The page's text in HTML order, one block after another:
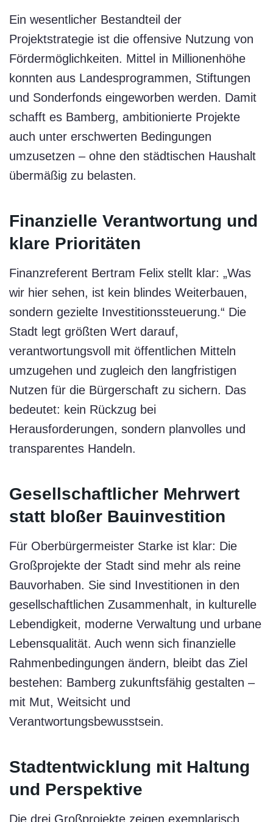
Ein wesentlicher Bestandteil der
Projektstrategie ist die offensive Nutzung von
Fördermöglichkeiten. Mittel in Millionenhöhe
konnten aus Landesprogrammen, Stiftungen
und Sonderfonds eingeworben werden. Damit
schafft es Bamberg, ambitionierte Projekte
auch unter erschwerten Bedingungen
umzusetzen – ohne den städtischen Haushalt
übermäßig zu belasten.
Finanzielle Verantwortung und
klare Prioritäten
Finanzreferent Bertram Felix stellt klar: „Was
wir hier sehen, ist kein blindes Weiterbauen,
sondern gezielte Investitionssteuerung.“ Die
Stadt legt größten Wert darauf,
verantwortungsvoll mit öffentlichen Mitteln
umzugehen und zugleich den langfristigen
Nutzen für die Bürgerschaft zu sichern. Das
bedeutet: kein Rückzug bei
Herausforderungen, sondern planvolles und
transparentes Handeln.
Gesellschaftlicher Mehrwert
statt bloßer Bauinvestition
Für Oberbürgermeister Starke ist klar: Die
Großprojekte der Stadt sind mehr als reine
Bauvorhaben. Sie sind Investitionen in den
gesellschaftlichen Zusammenhalt, in kulturelle
Lebendigkeit, moderne Verwaltung und urbane
Lebensqualität. Auch wenn sich finanzielle
Rahmenbedingungen ändern, bleibt das Ziel
bestehen: Bamberg zukunftsfähig gestalten –
mit Mut, Weitsicht und
Verantwortungsbewusstsein.
Stadtentwicklung mit Haltung
und Perspektive
Die drei Großprojekte zeigen exemplarisch,